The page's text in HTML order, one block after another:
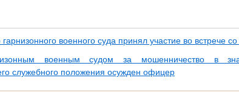
военного суда принял участие во встрече
военным судом за мошенничество в
служебного положения осужден офицер